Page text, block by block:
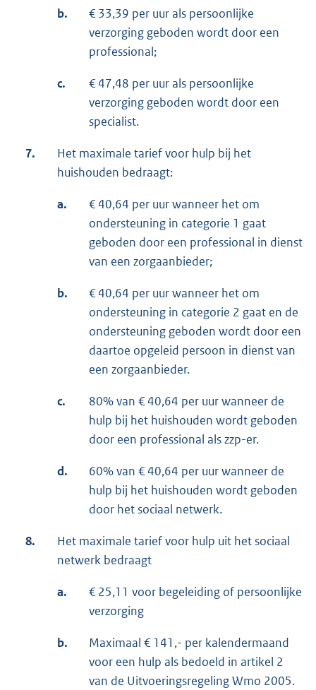
b.
€ 33,39 per uur als persoonlijke
verzorging geboden wordt door een
professional;
c.
€ 47,48 per uur als persoonlijke
verzorging geboden wordt door een
specialist.
7.
Het maximale tarief voor hulp bij het
huishouden bedraagt:
a.
€ 40,64 per uur wanneer het om
ondersteuning in categorie 1 gaat
geboden door een professional in dienst
van een zorgaanbieder;
b.
€ 40,64 per uur wanneer het om
ondersteuning in categorie 2 gaat en de
ondersteuning geboden wordt door een
daartoe opgeleid persoon in dienst van
een zorgaanbieder.
c.
80% van € 40,64 per uur wanneer de
hulp bij het huishouden wordt geboden
door een professional als zzp-er.
d.
60% van € 40,64 per uur wanneer de
hulp bij het huishouden wordt geboden
door het sociaal netwerk.
8.
Het maximale tarief voor hulp uit het sociaal
netwerk bedraagt
a.
€ 25,11 voor begeleiding of persoonlijke
verzorging
b.
Maximaal € 141,- per kalendermaand
voor een hulp als bedoeld in artikel 2
van de Uitvoeringsregeling Wmo 2005.